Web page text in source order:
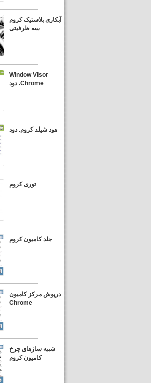
آبکاری پلاستیک کروم
سه ظرفیتی
Window Visor
Chrome. دود
هود شیلد کروم. دود
توری کروم
جلد کامیون کروم
درپوش مرکز کامیون
Chrome
شبیه سازهای چرخ
کامیون کروم